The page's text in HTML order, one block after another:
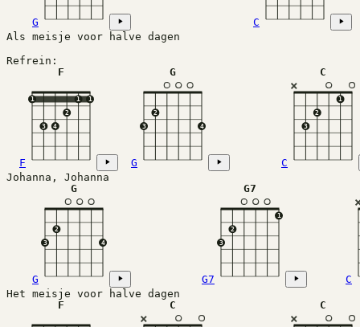
G C
Als meisje voor halve dagen
Refrein:
F
F
1
3 4
2
1 1
G
G
3
2
4
C
C
×
3
2
1
Johanna, Johanna
G
G
3
2
4
G7
G7
3
2
1
C
Het meisje voor halve dagen
F C
×
C
×